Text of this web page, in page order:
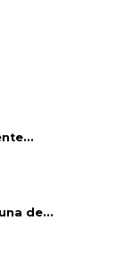
de...